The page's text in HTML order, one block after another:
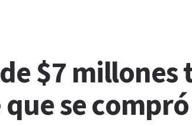
$7
se